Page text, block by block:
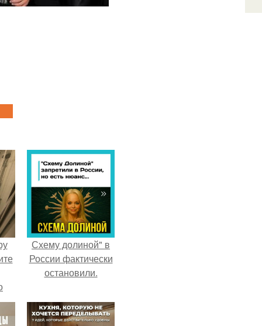
Схему долиной" в
России фактически
остановили.